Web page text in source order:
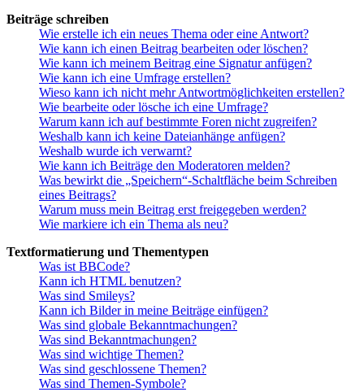
Beiträge schreiben
Wie erstelle ich ein neues Thema oder eine Antwort?
Wie kann ich einen Beitrag bearbeiten oder löschen?
Wie kann ich meinem Beitrag eine Signatur anfügen?
Wie kann ich eine Umfrage erstellen?
Wieso kann ich nicht mehr Antwortmöglichkeiten erstellen?
Wie bearbeite oder lösche ich eine Umfrage?
Warum kann ich auf bestimmte Foren nicht zugreifen?
Weshalb kann ich keine Dateianhänge anfügen?
Weshalb wurde ich verwarnt?
Wie kann ich Beiträge den Moderatoren melden?
Was bewirkt die „Speichern“-Schaltfläche beim Schreiben
eines Beitrags?
Warum muss mein Beitrag erst freigegeben werden?
Wie markiere ich ein Thema als neu?
Textformatierung und Thementypen
Was ist BBCode?
Kann ich HTML benutzen?
Was sind Smileys?
Kann ich Bilder in meine Beiträge einfügen?
Was sind globale Bekanntmachungen?
Was sind Bekanntmachungen?
Was sind wichtige Themen?
Was sind geschlossene Themen?
Was sind Themen-Symbole?